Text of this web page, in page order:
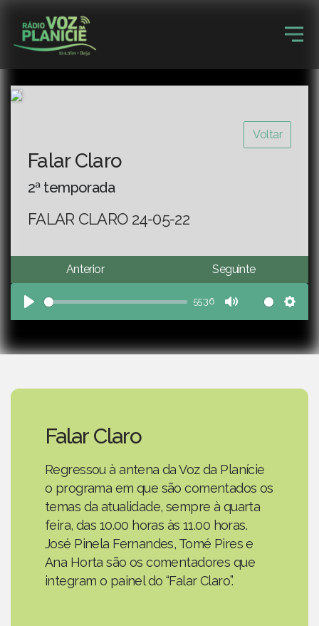
Voltar
Falar Claro
2ª temporada
FALAR CLARO 24-05-22
Anterior Seguinte
Play
55:36
Mute
Falar Claro
Regressou à antena da Voz da Planície
o programa em que são comentados os
temas da atualidade, sempre à quarta
feira, das 10.00 horas às 11.00 horas.
José Pinela Fernandes, Tomé Pires e
Ana Horta são os comentadores que
integram o painel do “Falar Claro”.